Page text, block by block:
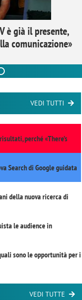
è già il presente,
comunicazione»
VEDI TUTTI
perché «There’s
Search di Google guidata
della nuova ricerca di
le audience in
sono le opportunità per i
VEDI TUTTE